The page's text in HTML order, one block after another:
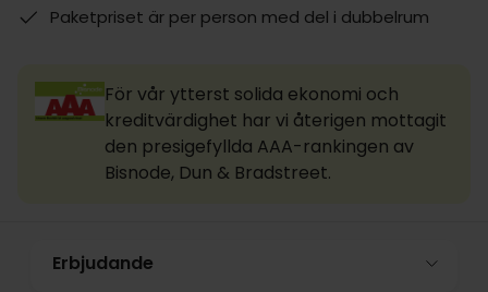
Paketpriset är per person med del i dubbelrum
För vår ytterst solida ekonomi och
kreditvärdighet har vi återigen mottagit
den presigefyllda AAA-rankingen av
Bisnode, Dun & Bradstreet.
Erbjudande